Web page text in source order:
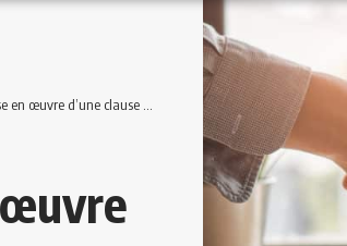
d’une clause de mobilité.
œuvre